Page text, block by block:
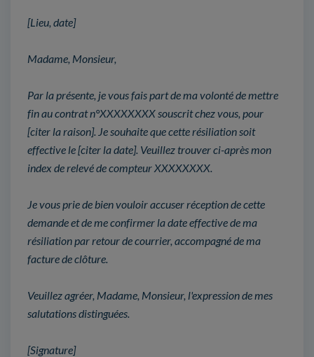
[Lieu, date]
Madame, Monsieur,
Par la présente, je vous fais part de ma volonté de mettre
fin au contrat n°XXXXXXXX souscrit chez vous, pour
[citer la raison]. Je souhaite que cette résiliation soit
effective le [citer la date]. Veuillez trouver ci-après mon
index de relevé de compteur XXXXXXXX.
Je vous prie de bien vouloir accuser réception de cette
demande et de me confirmer la date effective de ma
résiliation par retour de courrier, accompagné de ma
facture de clôture.
Veuillez agréer, Madame, Monsieur, l'expression de mes
salutations distinguées.
[Signature]